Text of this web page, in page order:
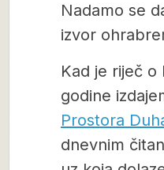
Nadamo se
izvor
Kad je riječ o
godine
Prostora
dnevnim